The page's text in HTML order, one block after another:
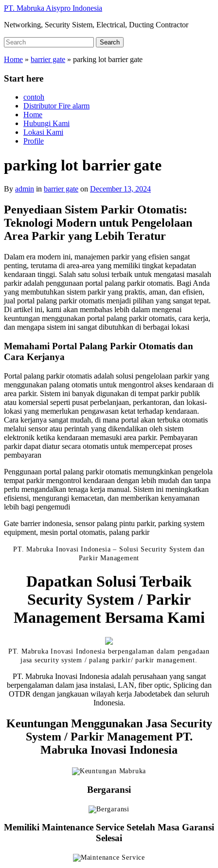
Skip
main
PT. Mabruka Aisypro Indonesia
Networking, Security Sistem, Electrical, Ducting Contractor
Search
for:
Search
Home » barrier gate » parking lot barrier gate
Start here
contoh
Distributor Fire alarm
Home
Hubungi Kami
Lokasi Kami
Profile
parking lot barrier gate
By admin in barrier gate on December 13, 2024
Penyediaan Sistem Parkir Otomatis:
Teknologi Modern untuk Pengelolaan
Area Parkir yang Lebih Teratur
Dalam era modern ini, manajemen parkir yang efisien sangat
penting, terutama di area-area yang memiliki tingkat kepadatan
kendaraan tinggi. Salah satu solusi terbaik untuk mengatasi masalah
parkir adalah penggunaan portal palang parkir otomatis. Bagi Anda
yang membutuhkan sistem parkir yang praktis, aman, dan efisien,
jual portal palang parkir otomatis menjadi pilihan yang sangat tepat.
Di artikel ini, kami akan membahas lebih dalam mengenai
keuntungan menggunakan portal palang parkir otomatis, cara kerja,
dan mengapa sistem ini sangat dibutuhkan di berbagai lokasi
Memahami Portal Palang Parkir Otomatis dan
Cara Kerjanya
Portal palang parkir otomatis adalah solusi pengelolaan parkir yang
menggunakan palang otomatis untuk mengontrol akses kendaraan di
area parkir. Sistem ini banyak digunakan di tempat parkir publik
atau komersial seperti pusat perbelanjaan, perkantoran, dan lokasi-
lokasi yang memerlukan pengawasan ketat terhadap kendaraan.
Cara kerjanya sangat mudah, di mana portal akan terbuka otomatis
melalui sensor atau perintah yang dikendalikan oleh sistem
elektronik ketika kendaraan memasuki area parkir. Pembayaran
parkir dapat diatur secara otomatis untuk mempercepat proses
pembayaran
Penggunaan portal palang parkir otomatis memungkinkan pengelola
tempat parkir mengontrol kendaraan dengan lebih mudah dan tanpa
perlu mengandalkan tenaga kerja manual. Sistem ini meningkatkan
efisiensi, mengurangi kemacetan, dan memberikan kenyamanan
lebih bagi pengemudi
Gate barrier indonesia, sensor palang pintu parkir, parking system
equipment, mesin portal otomatis, palang parkir
PT. Mabruka Inovasi Indonesia – Solusi Security System dan
Parkir Management
Dapatkan Solusi Terbaik
Security System / Parkir
Management Bersama Kami
PT. Mabruka Inovasi Indonesia berpengalaman dalam pengadaan
jasa security system / palang parkir/ parkir management.
PT. Mabruka Inovasi Indonesia adalah perusahaan yang sangat
berpengalaman dalam jasa instalasi, LAN, fiber optic, Splicing dan
OTDR dengan jangkauan wilayah kerja Jabodetabek dan seluruh
Indonesia.
Keuntungan Menggunakan Jasa Security
System / Parkir Management PT.
Mabruka Inovasi Indonesia
Bergaransi
Memiliki Maintenance Service Setelah Masa Garansi
Selesai